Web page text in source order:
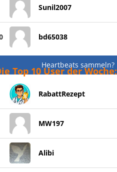
Sunil2007
bd65038
Heartbeats sammeln?
Top 10 User der Woche:
RabattRezept
MW197
Alibi